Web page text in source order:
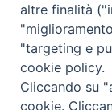
Piazza
SEGUICI SU
altre finalità
"targeting e
cookie policy.
Cliccando su
cookie.